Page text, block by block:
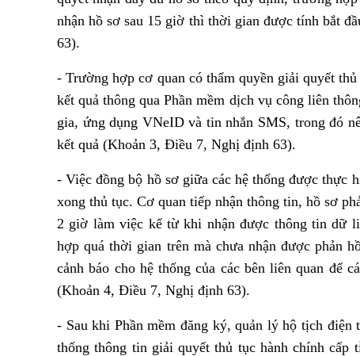
nhận hồ sơ sau 15 giờ thì thời gian được tính bắt
63).
- Trường hợp cơ quan có thẩm quyền giải quyết
kết quả thông qua Phần mềm dịch vụ công liên
gia, ứng dụng VNeID và tin nhắn SMS, trong đó
kết quả (Khoản 3, Điều 7, Nghị định 63).
- Việc đồng bộ hồ sơ giữa các hệ thống được thực
xong thủ tục. Cơ quan tiếp nhận thông tin, hồ sơ
2 giờ làm việc kể từ khi nhận được thông tin dữ
hợp quá thời gian trên mà chưa nhận được phản
cảnh báo cho hệ thống của các bên liên quan để
(Khoản 4, Điều 7, Nghị định 63).
- Sau khi Phần mềm đăng ký, quản lý hộ tịch
thống thông tin giải quyết thủ tục hành chính